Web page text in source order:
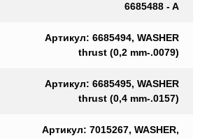
6685488 - A
Артикул: 6685494, WASHER
thrust (0,2 mm-.0079)
Артикул: 6685495, WASHER
thrust (0,4 mm-.0157)
Артикул: 7015267, WASHER,